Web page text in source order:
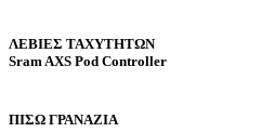
ΛΕΒΙΕΣ ΤΑΧΥΤΗΤΩΝ
Sram AXS Pod Controller
ΠΙΣΩ ΓΡΑΝΑΖΙΑ